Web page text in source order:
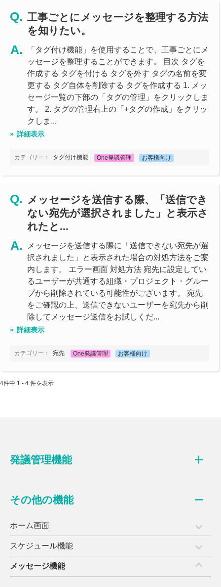
工事ごとにメッセージを整理する方法
を知りたい。
「タグ付け機能」を使用することで、工事ごとにメ
ッセージを整理することができます。 目次 タグを
作成する タグを付ける タグを外す タグの名前を変
更する タグ自体を削除する タグを作成する 1. メッ
セージ一覧の下部の「タグの管理」をクリックしま
す。 2. タグの管理右上の「+タグの作成」をクリッ
クしま...
詳細表示
カテゴリー： タグ付け機能 One発議管理 お客様向け
メッセージを送信する際、「送信でき
ない宛先が選択されました」と表示さ
れたと...
メッセージを送信する際に「送信できない宛先が選
択されました」と表示された場合の対処方法をご案
内します。 エラー画面 対処方法 宛先に設定してい
るユーザーが共通する組織・プロジェクト・グルー
プから削除されている可能性がございます。 宛先
をご確認の上、送信できないユーザーを宛先から削
除してメッセージ送信をお試しくだ...
詳細表示
カテゴリー： 宛先 One発議管理 お客様向け
4件中 1 - 4 件を表示
発議管理機能
その他の機能
ホーム画面
スケジュール機能
メッセージ機能